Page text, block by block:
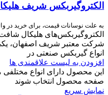
الکتروگیربکس شریف
به علت نوسانات قیمت، برای خرید در
الکتروگیربکس‌های هلیکال
شرکت معتبر شریف اصفهان، یکی
انواع گیربکس صنعتی در
افزودن به لیست علاقمندی ها
این محصول دارای انواع
صفحه محصول انتخاب شوند
نمایش سریع